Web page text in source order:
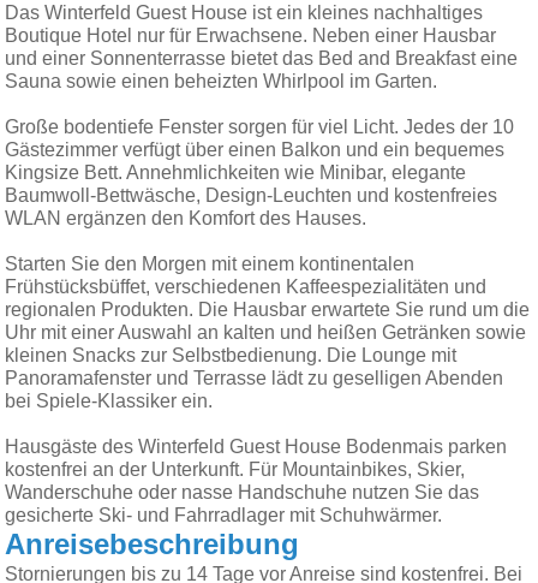
Das Winterfeld Guest House ist ein kleines nachhaltiges
Boutique Hotel nur für Erwachsene. Neben einer Hausbar
und einer Sonnenterrasse bietet das Bed and Breakfast eine
Sauna sowie einen beheizten Whirlpool im Garten.
Große bodentiefe Fenster sorgen für viel Licht. Jedes der 10
Gästezimmer verfügt über einen Balkon und ein bequemes
Kingsize Bett. Annehmlichkeiten wie Minibar, elegante
Baumwoll-Bettwäsche, Design-Leuchten und kostenfreies
WLAN ergänzen den Komfort des Hauses.
Starten Sie den Morgen mit einem kontinentalen
Frühstücksbüffet, verschiedenen Kaffeespezialitäten und
regionalen Produkten. Die Hausbar erwartete Sie rund um die
Uhr mit einer Auswahl an kalten und heißen Getränken sowie
kleinen Snacks zur Selbstbedienung. Die Lounge mit
Panoramafenster und Terrasse lädt zu geselligen Abenden
bei Spiele-Klassiker ein.
Hausgäste des Winterfeld Guest House Bodenmais parken
kostenfrei an der Unterkunft. Für Mountainbikes, Skier,
Wanderschuhe oder nasse Handschuhe nutzen Sie das
gesicherte Ski- und Fahrradlager mit Schuhwärmer.
Anreisebeschreibung
Stornierungen bis zu 14 Tage vor Anreise sind kostenfrei. Bei